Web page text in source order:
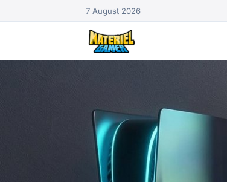
7 August 2026